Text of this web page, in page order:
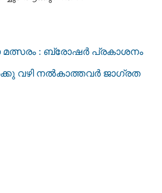
: ബ്രോഷർ പ്രകാശനം
വഴി നൽകാത്തവര്‍ ജാഗ്രത